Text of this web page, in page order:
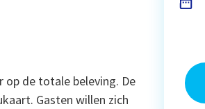
op de totale beleving. De
Gasten willen zich